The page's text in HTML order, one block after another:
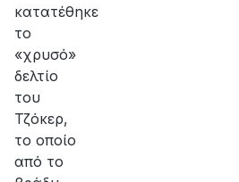
κατατέθηκε
το
«χρυσό»
δελτίο
του
Τζόκερ,
το οποίο
από το